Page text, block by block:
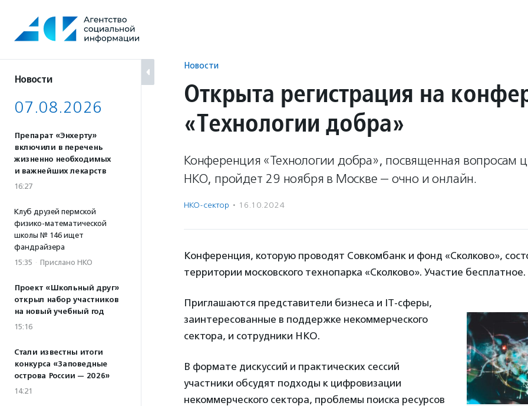
содержанию
Новости
07.08.2026
Препарат «Энхерту»
включили в перечень
жизненно необходимых
и важнейших лекарств
16:27
Клуб друзей пермской
физико-математической
школы № 146 ищет
фандрайзера
15:35 · Прислано НКО
Проект «Школьный друг»
открыл набор участников
на новый учебный год
15:16
Стали известны итоги
конкурса «Заповедные
острова России — 2026»
14:21
Новости
Открыта регистрация на
«Технологии добра»
Конференция «Технологии добра», посвященная вопросам
НКО, пройдет 29 ноября в Москве — очно и онлайн.
НКО-сектор · 16.10.2024
Конференция, которую проводят Совкомбанк и фонд «Сколково»,
территории московского технопарка «Сколково». Участие бесплатное.
Приглашаются представители бизнеса и IT-сферы,
заинтересованные в поддержке некоммерческого
сектора, и сотрудники НКО.
В формате дискуссий и практических сессий
участники обсудят подходы к цифровизации
некоммерческого сектора, проблемы поиска ресурсов